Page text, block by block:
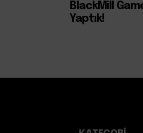
BlackMill
Yaptık!